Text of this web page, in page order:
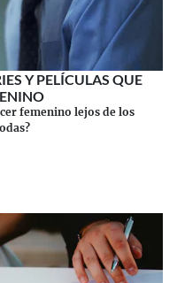
Y PELÍCULAS QUE
femenino lejos de los